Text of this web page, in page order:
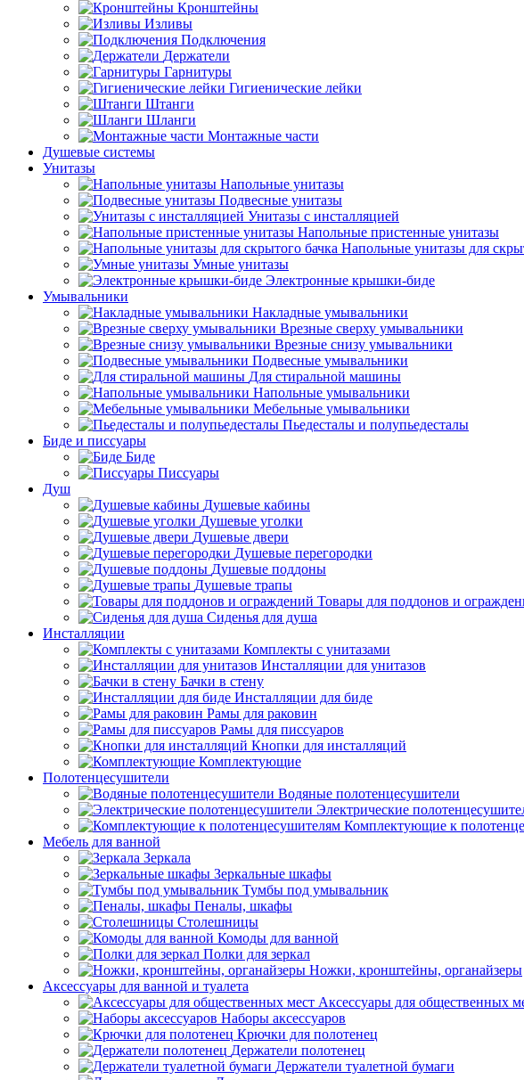
Кронштейны
Изливы
Подключения
Держатели
Гарнитуры
Гигиенические лейки
Штанги
Шланги
Монтажные части
Душевые системы
Унитазы
Напольные унитазы
Подвесные унитазы
Унитазы с инсталляцией
Напольные пристенные унитазы
Напольные унитазы для
Умные унитазы
Электронные крышки-биде
Умывальники
Накладные умывальники
Врезные сверху умывальники
Врезные снизу умывальники
Подвесные умывальники
Для стиральной машины
Напольные умывальники
Мебельные умывальники
Пьедесталы и полупьедесталы
Биде и писсуары
Биде
Писсуары
Душ
Душевые кабины
Душевые уголки
Душевые двери
Душевые перегородки
Душевые поддоны
Душевые трапы
Товары для поддонов и
Сиденья для душа
Инсталляции
Комплекты с унитазами
Инсталляции для унитазов
Бачки в стену
Инсталляции для биде
Рамы для раковин
Рамы для писсуаров
Кнопки для инсталляций
Комплектующие
Полотенцесушители
Водяные полотенцесушители
Электрические
Комплектующие к
Мебель для ванной
Зеркала
Зеркальные шкафы
Тумбы под умывальник
Пеналы, шкафы
Столешницы
Комоды для ванной
Полки для зеркал
Ножки, кронштейны, органайзеры
Аксессуары для ванной и туалета
Аксессуары для общественных
Наборы аксессуаров
Крючки для полотенец
Держатели полотенец
Держатели туалетной бумаги